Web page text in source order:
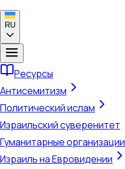
RU
Ресурсы
Антисемитизм
Политический ислам
Израильский суверенитет
Гуманитарные организации
Израиль на Евровидении